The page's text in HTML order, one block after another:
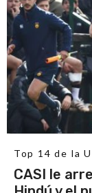
Top 14 de la
CASI le